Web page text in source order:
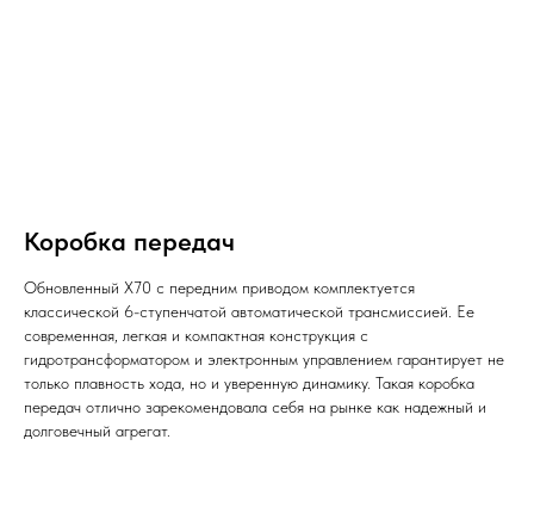
Коробка передач
Обновленный X70 с передним приводом комплектуется
классической 6-ступенчатой автоматической трансмиссией. Ее
современная, легкая и компактная конструкция с
гидротрансформатором и электронным управлением гарантирует не
только плавность хода, но и уверенную динамику. Такая коробка
передач отлично зарекомендовала себя на рынке как надежный и
долговечный агрегат.